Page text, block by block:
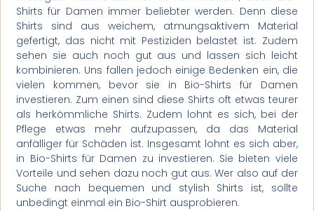
Shirts für Damen immer beliebter werden. Denn diese
Shirts sind aus weichem, atmungsaktivem Material
gefertigt, das nicht mit Pestiziden belastet ist. Zudem
sehen sie auch noch gut aus und lassen sich leicht
kombinieren. Uns fallen jedoch einige Bedenken ein, die
vielen kommen, bevor sie in Bio-Shirts für Damen
investieren. Zum einen sind diese Shirts oft etwas teurer
als herkömmliche Shirts. Zudem lohnt es sich, bei der
Pflege etwas mehr aufzupassen, da das Material
anfälliger für Schäden ist. Insgesamt lohnt es sich aber,
in Bio-Shirts für Damen zu investieren. Sie bieten viele
Vorteile und sehen dazu noch gut aus. Wer also auf der
Suche nach bequemen und stylish Shirts ist, sollte
unbedingt einmal ein Bio-Shirt ausprobieren.